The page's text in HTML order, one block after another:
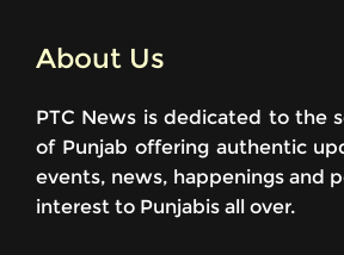
About Us
PTC News is dedicated to the
of Punjab offering authentic
events, news, happenings and
interest to Punjabis all over.